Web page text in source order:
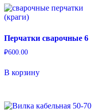
Перчатки сварочные 6
₽600.00
В корзину